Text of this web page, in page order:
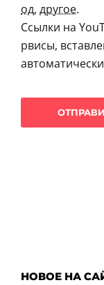
од, другое.
Ссылки на
рвисы,
НОВОЕ НА